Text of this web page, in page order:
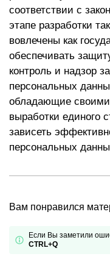
соответствии с
этапе разработки
вовлечены как
обеспечивать
контроль и надзор
персональных
обладающие
выработки единого
зависеть
персональных
Вам понравился
Если Вы заметили
CTRL+Q